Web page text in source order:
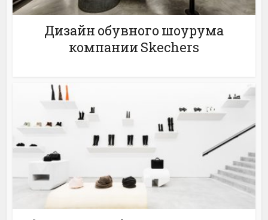
Дизайн обувного шоурума
компании Skechers